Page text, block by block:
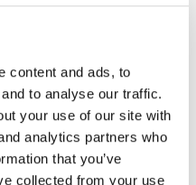
content and ads, to
to analyse our traffic.
your use of our site with
analytics partners who
that you’ve
collected from your use
lascuola di
MyES al centro di
contesto storico e
con
tram e bus o